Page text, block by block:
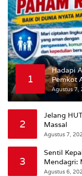
1
Hadapi
Pemkot
Agustus 7,
2
Jelang
Massal
Agustus 7,
3
Sentil
Mendagri:
Agustus 6,